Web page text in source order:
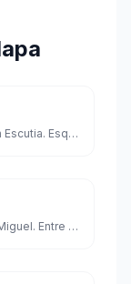
Calzada Ignacio Zaragoza #1662 Col. Juan Escutia. Esq. Con Benito Zenea C.p. 09100
Av. Ermita Iztalapa #1709 Col. Octava San Miguel. Entre 1 De Mayo Y Fundación C.p. 09837